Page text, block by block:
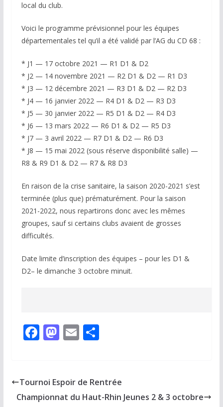
local du club.
Voici le programme prévisionnel pour les équipes
départementales tel qu’il a été validé par l’AG du CD 68 :
* J1 — 17 octobre 2021 — R1 D1 & D2
* J2 — 14 novembre 2021 — R2 D1 & D2 — R1 D3
* J3 — 12 décembre 2021 — R3 D1 & D2 — R2 D3
* J4 — 16 janvier 2022 — R4 D1 & D2 — R3 D3
* J5 — 30 janvier 2022 — R5 D1 & D2 — R4 D3
* J6 — 13 mars 2022 — R6 D1 & D2 — R5 D3
* J7 — 3 avril 2022 — R7 D1 & D2 — R6 D3
* J8 — 15 mai 2022 (sous réserve disponibilité salle) —
R8 & R9 D1 & D2 — R7 & R8 D3
En raison de la crise sanitaire, la saison 2020-2021 s’est
terminée (plus que) prématurément. Pour la saison
2021-2022, nous repartirons donc avec les mêmes
groupes, sauf si certains clubs avaient de grosses
difficultés.
Date limite d’inscription des équipes – pour les D1 &
D2– le dimanche 3 octobre minuit.
F
b
o
M
d
o
E
l
P
g
er
Tournoi Espoir de Rentrée
Championnat du Haut-Rhin Jeunes 2 & 3 octobre